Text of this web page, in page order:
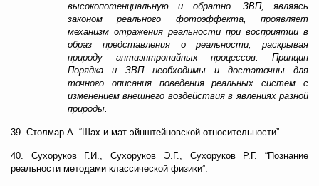
высокопотенциальную и обратно. ЗВП, являясь
законом реального фотоэффекта, проявляет
механизм отражения реальности при восприятии в
образ представления о реальности, раскрывая
природу антиэнтропийных процессов. Принцип
Порядка и ЗВП необходимы и достаточны для
точного описания поведения реальных систем с
изменением внешнего воздействия в явлениях разной
природы.
39. Столмар А. “Шах и мат эйнштейновской относительности”
40. Сухоруков Г.И., Сухоруков Э.Г., Сухоруков Р.Г. “Познание
реальности методами классической физики”.